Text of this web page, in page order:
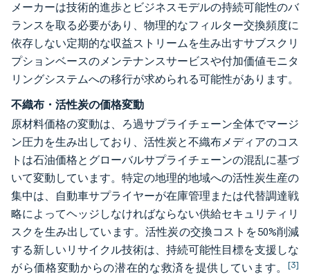
メーカーは技術的進歩とビジネスモデルの持続可能性のバ
ランスを取る必要があり、物理的なフィルター交換頻度に
依存しない定期的な収益ストリームを生み出すサブスクリ
プションベースのメンテナンスサービスや付加価値モニタ
リングシステムへの移行が求められる可能性があります。
不織布・活性炭の価格変動
原材料価格の変動は、ろ過サプライチェーン全体でマージ
ン圧力を生み出しており、活性炭と不織布メディアのコス
トは石油価格とグローバルサプライチェーンの混乱に基づ
いて変動しています。特定の地理的地域への活性炭生産の
集中は、自動車サプライヤーが在庫管理または代替調達戦
略によってヘッジしなければならない供給セキュリティリ
スクを生み出しています。活性炭の交換コストを50%削減
する新しいリサイクル技術は、持続可能性目標を支援しな
がら価格変動からの潜在的な救済を提供しています。 [3]